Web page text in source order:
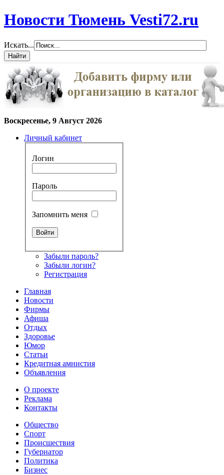
Новости Тюмень Vesti72.ru
Искать...
Воскресенье, 9 Август 2026
Личный кабинет
Логин
Пароль
Запомнить меня
Забыли пароль?
Забыли логин?
Регистрация
Главная
Новости
Фирмы
Афиша
Отдых
Здоровье
Юмор
Статьи
Кредитная амнистия
Объявления
О проекте
Реклама
Контакты
Общество
Спорт
Происшествия
Губернатор
Политика
Бизнес